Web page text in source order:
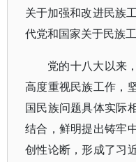
关于加强和改进民族
代党和国家关于民族
党的十八大以来
高度重视民族工作，
国民族问题具体实际
结合，鲜明提出铸牢
创性论断，形成了习